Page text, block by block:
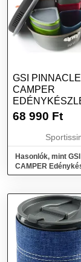
GSI PINNACLE
CAMPER
68 990 Ft
Hasonlók, mint
CAMPER
kempingezéshez,